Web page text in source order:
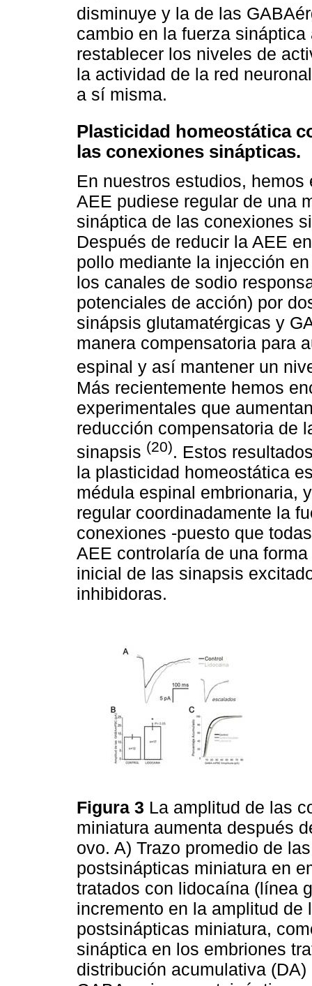
disminuye y la de las
cambio en la fuerza
restablecer los niveles de
la actividad de la red
a sí misma.
Plasticidad homeostática
las conexiones sinápticas.
En nuestros estudios,
AEE pudiese regular de una
sináptica de las conexiones
Después de reducir la AEE
pollo mediante la injección
los canales de sodio
potenciales de acción) por
sinápsis glutamatérgicas y
manera compensatoria para
espinal y así mantener un
Más recientemente hemos
experimentales que
reducción compensatoria de
sinapsis (20). Estos
la plasticidad homeostática
médula espinal embrionaria,
regular coordinadamente la
conexiones -puesto que
AEE controlaría de una
inicial de las sinapsis
inhibidoras.
Figura 3 La amplitud de las
miniatura aumenta después
ovo. A) Trazo promedio de
postsinápticas miniatura en
tratados con lidocaína (línea
incremento en la amplitud
postsinápticas miniatura,
sináptica en los embriones
distribución acumulativa